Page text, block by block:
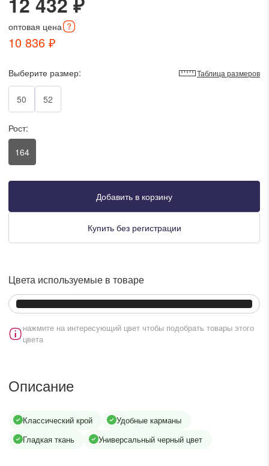
в WhatsApp
в Telegram
в Max
колл-центра:
- 15:00
оптовая цена
10 836 ₽
Выберите размер: Таблица размеров
50 52
Рост:
164
Добавить в корзину
Купить без регистрации
Цвета используемые в товаре
нажмите на интересующий цвет чтобы подобрать товары этого
цвета
Описание
Классический крой
Удобные карманы
Гладкая ткань
Универсальный черный цвет